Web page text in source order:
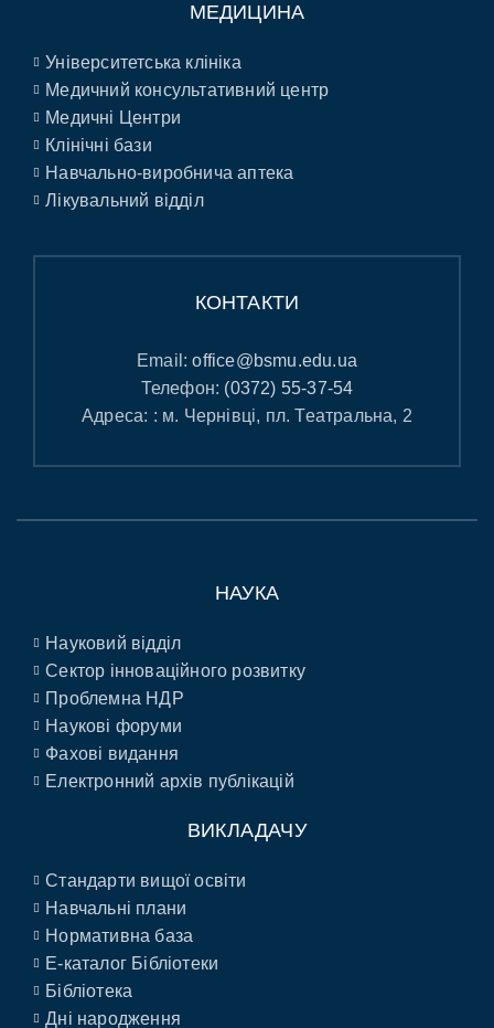
МЕДИЦИНА
Університетська клініка
Медичний консультативний центр
Медичні Центри
Клінічні бази
Навчально-виробнича аптека
Лікувальний відділ
КОНТАКТИ
Email:office@bsmu.edu.ua
Телефон: (0372) 55-37-54
Адреса: : м. Чернівці, пл. Театральна, 2
НАУКА
Науковий відділ
Сектор інноваційного розвитку
Проблемна НДР
Наукові форуми
Фахові видання
Електронний архів публікацій
ВИКЛАДАЧУ
Стандарти вищої освіти
Навчальні плани
Нормативна база
E-каталог Бібліотеки
Бібліотека
Дні народження